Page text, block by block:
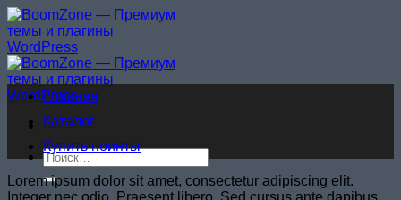
Skip
to
content
Искать:
Главная
Каталог
Купить поинты
Lorem ipsum dolor sit amet, consectetur adipiscing elit.
Integer nec odio. Praesent libero. Sed cursus ante dapibus